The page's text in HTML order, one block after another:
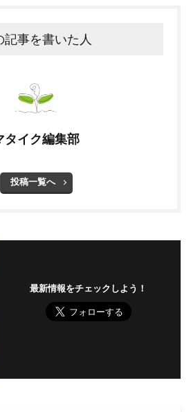
記事を書いた人
タイク編集部
投稿一覧へ
最新情報をチェックしよう！